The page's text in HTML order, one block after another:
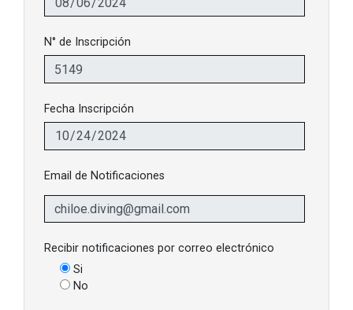
N° de Inscripción
Fecha Inscripción
Email de Notificaciones
Recibir notificaciones por correo electrónico
Si
No